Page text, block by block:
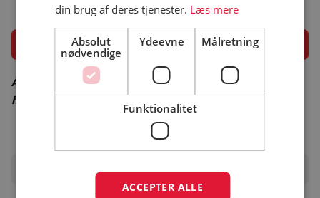
Åbningsperiode
Åbningsperiode er vejledende – besøg campingpladsens
hjemmeside for korrekt åbningsperiode
Oplevelser i området
din brug af deres tjenester. Læs mere
Absolut
nødvendige
Ydeevne Målretning
Funktionalitet
ACCEPTER ALLE